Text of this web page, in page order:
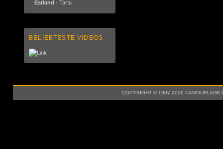
Estland - Tartu
BELIEBTESTE VIDEOS
COPYRIGHT © 1997-2026 CAMOUFLAGE-